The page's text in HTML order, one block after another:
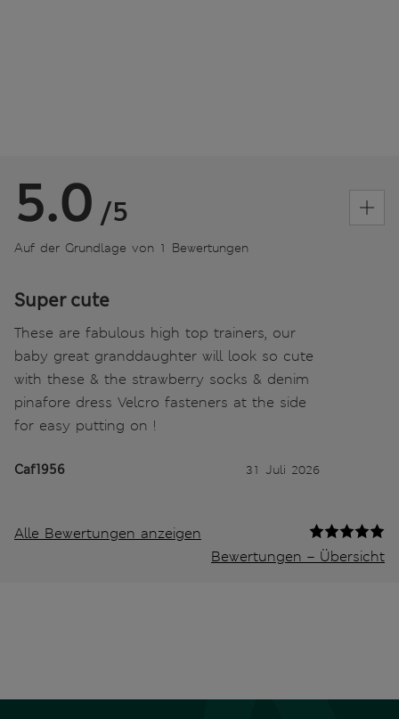
5.0 /5
Auf der Grundlage von 1 Bewertungen
Super cute
These are fabulous high top trainers, our
baby great granddaughter will look so cute
with these & the strawberry socks & denim
pinafore dress Velcro fasteners at the side
for easy putting on !
Caf1956 31 Juli 2026
Alle Bewertungen anzeigen
Bewertungen – Übersicht